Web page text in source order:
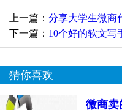
上一篇： 分享大学生微商
下一篇： 10个好的软文写
猜你喜欢
微商卖